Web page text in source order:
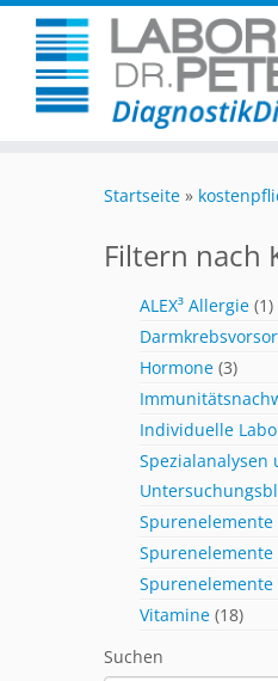
Startseite »
Filtern nach
ALEX³ Allergie (1)
Hormone (3)
Individuelle
Spezialanalysen
Spurenelemente
Spurenelemente
Vitamine (18)
Suchen